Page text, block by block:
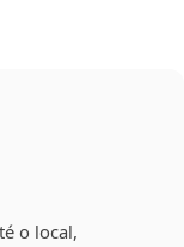
o local,